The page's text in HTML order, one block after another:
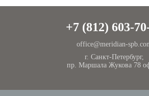
+7 (812) 603-
office@meridian-
г. Санкт-Петербург,
пр. Маршала Жукова 78